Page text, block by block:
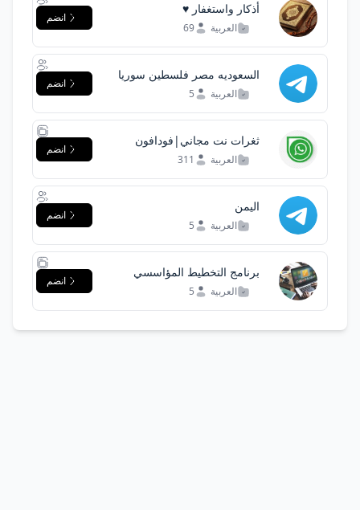
أذكار واستغفار ♥️
العربية 69
انضم
السعوديه مصر فلسطين سوريا
بغداد دمشق المغرب
العربية 5
انضم
ثغرات نت مجاني|فودافون
العربية 311
انضم
اليمن
العربية 5
انضم
برنامج التخطيط المؤاسسي
العربية 5
انضم